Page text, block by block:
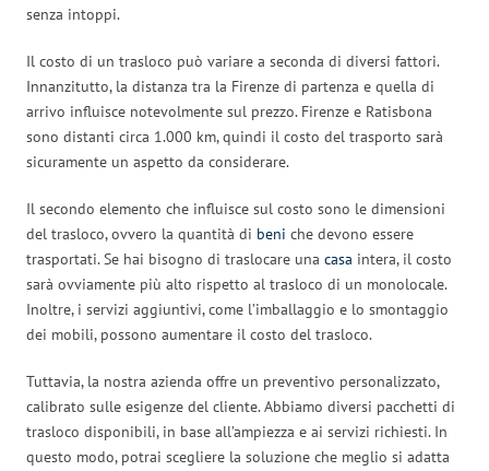
senza intoppi.
Il costo di un trasloco può variare a seconda di diversi fattori.
Innanzitutto, la distanza tra la Firenze di partenza e quella di
arrivo influisce notevolmente sul prezzo. Firenze e Ratisbona
sono distanti circa 1.000 km, quindi il costo del trasporto sarà
sicuramente un aspetto da considerare.
Il secondo elemento che influisce sul costo sono le dimensioni
del trasloco, ovvero la quantità di beni che devono essere
trasportati. Se hai bisogno di traslocare una casa intera, il costo
sarà ovviamente più alto rispetto al trasloco di un monolocale.
Inoltre, i servizi aggiuntivi, come l’imballaggio e lo smontaggio
dei mobili, possono aumentare il costo del trasloco.
Tuttavia, la nostra azienda offre un preventivo personalizzato,
calibrato sulle esigenze del cliente. Abbiamo diversi pacchetti di
trasloco disponibili, in base all’ampiezza e ai servizi richiesti. In
questo modo, potrai scegliere la soluzione che meglio si adatta